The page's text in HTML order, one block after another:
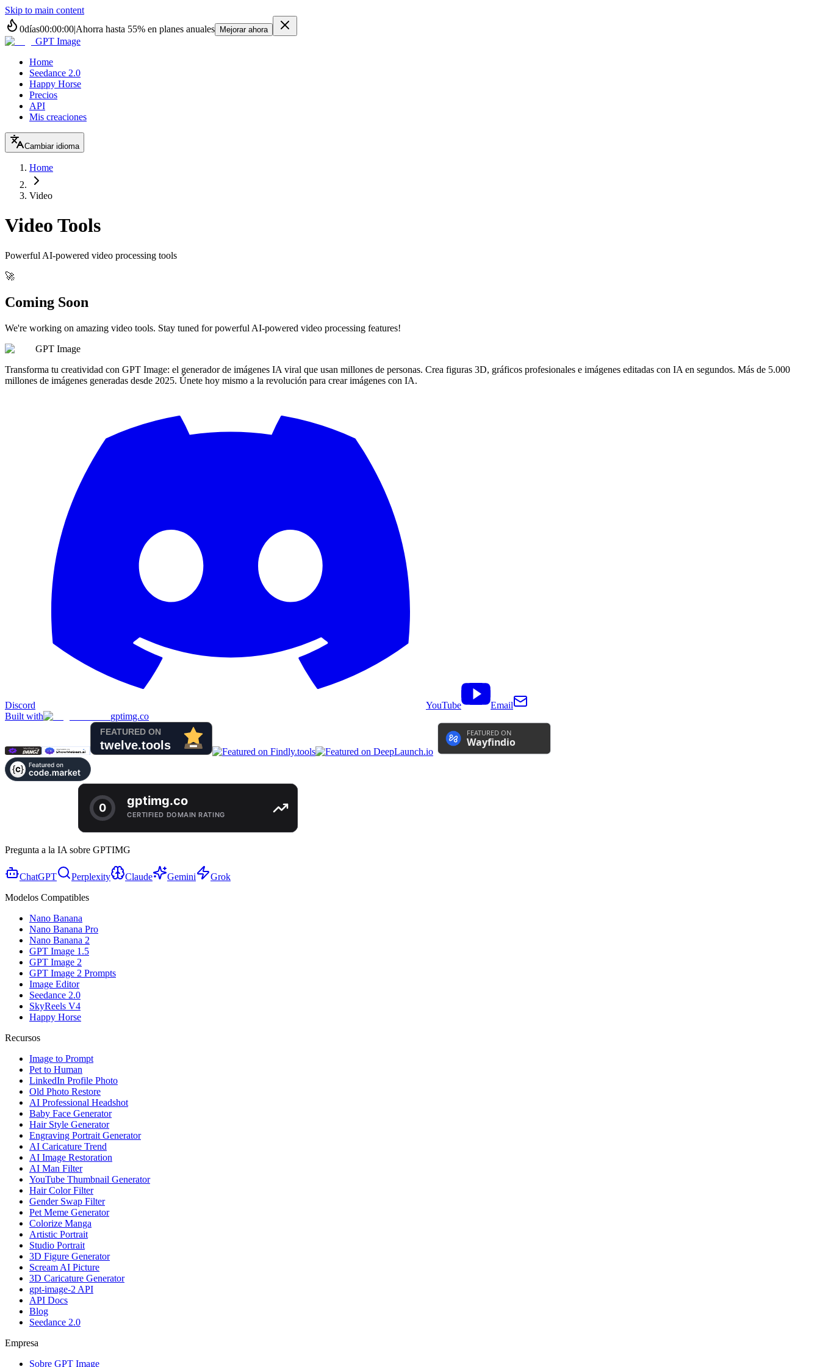
Skip to main content
0días00:00:00|Ahorra hasta 55% en planes anuales Mejorar ahora
GPT Image
Home
Seedance 2.0
Happy Horse
Precios
API
Mis creaciones
Cambiar idioma
Home
Video
Video Tools
Powerful AI-powered video processing tools
🚀
Coming Soon
We're working on amazing video tools. Stay tuned for powerful AI-powered video processing features!
GPT Image
Transforma tu creatividad con GPT Image: el generador de imágenes IA viral que usan millones de personas. Crea figuras 3D, gráficos profesionales e imágenes editadas con IA en segundos. Más de 5.000
millones de imágenes generadas desde 2025. Únete hoy mismo a la revolución para crear imágenes con IA.
Discord YouTube
Email
Built with
gptimg.co
Pregunta a la IA sobre GPTIMG
ChatGPT Perplexity Claude Gemini
Grok
Modelos Compatibles
Nano Banana
Nano Banana Pro
Nano Banana 2
GPT Image 1.5
GPT Image 2
GPT Image 2 Prompts
Image Editor
Seedance 2.0
SkyReels V4
Happy Horse
Recursos
Image to Prompt
Pet to Human
LinkedIn Profile Photo
Old Photo Restore
AI Professional Headshot
Baby Face Generator
Hair Style Generator
Engraving Portrait Generator
AI Caricature Trend
AI Image Restoration
AI Man Filter
YouTube Thumbnail Generator
Hair Color Filter
Gender Swap Filter
Pet Meme Generator
Colorize Manga
Artistic Portrait
Studio Portrait
3D Figure Generator
Scream AI Picture
3D Caricature Generator
gpt-image-2 API
API Docs
Blog
Seedance 2.0
Empresa
Sobre GPT Image